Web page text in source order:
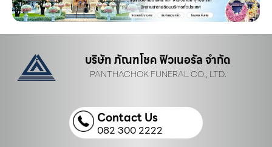
บริษัท ภัณฑโชค ฟิวเนอรัล จำกัด
PANTHACHOK FUNERAL CO., LTD.
Contact Us
082 300 2222